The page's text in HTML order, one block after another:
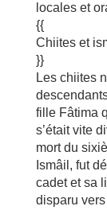
locales et
{{
Chiites et
}}
Les chiites
fille Fâtima
s’était vite
mort du
Ismâil, fut
cadet et sa
disparu